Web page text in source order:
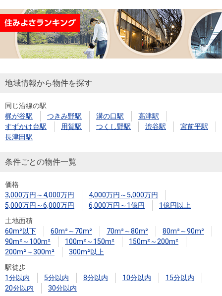
用
物
件
を
す
件を
探す
購入向け
サービス
住宅ロー
ンシミュ
住まい1プ
ラス（お
税金の本
（電子ブ
ック）
金額
試算
売却向け
周辺相場
住まい1プ
住まいと
暮らしの
（電子ブ
売却ガイ
ド
（電子ブ
ック版）
閉じる
地域情報から物件を探す
同じ沿線の駅
梶が谷駅
つきみ野駅 溝の口駅
高津駅
すずかけ台駅
用賀駅 つくし野駅 渋谷駅
宮前平駅
長津田駅
条件ごとの物件一覧
価格
3,000万円～4,000万円
4,000万円～5,000万円
5,000万円～6,000万円
6,000万円～1億円
1億円以上
土地面積
60m²以下
60m²～70m² 70m²～80m²
80m²～90m²
90m²～100m²
100m²～150m²
150m²～200m²
200m²～300m²
300m²以上
駅徒歩
1分以内
5分以内 8分以内 10分以内
15分以内
20分以内
30分以内